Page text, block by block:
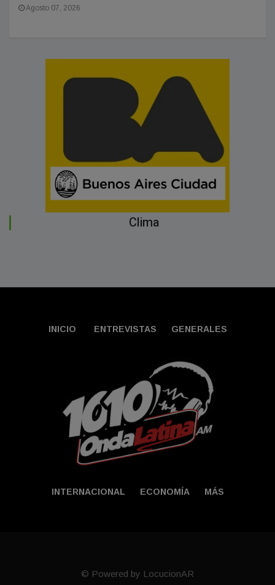
Agosto 07, 2026
Clima
INICIO ENTREVISTAS GENERALES
INTERNACIONAL ECONOMÍA MÁS
© Powered by LocucionAR